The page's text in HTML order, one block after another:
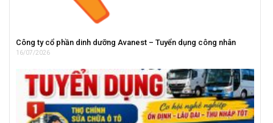
Công ty cổ phần dinh dưỡng Avanest – Tuyển dụng công nhân
16/07/2026